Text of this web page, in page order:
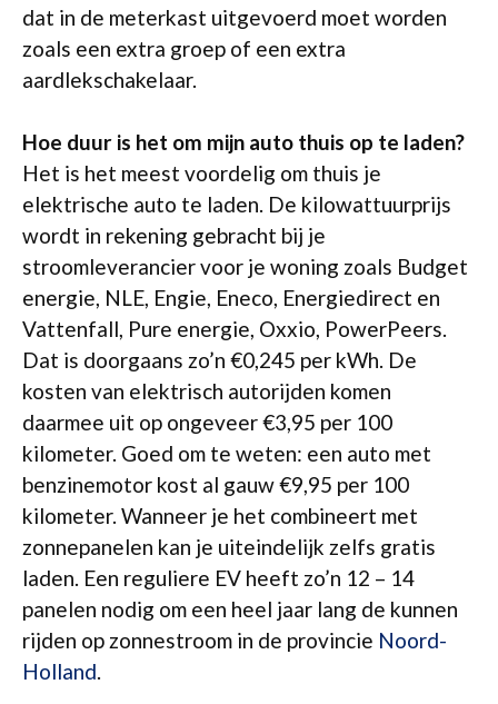
dat in de meterkast uitgevoerd moet worden
zoals een extra groep of een extra
aardlekschakelaar.
Hoe duur is het om mijn auto thuis op te laden?
Het is het meest voordelig om thuis je
elektrische auto te laden. De kilowattuurprijs
wordt in rekening gebracht bij je
stroomleverancier voor je woning zoals Budget
energie, NLE, Engie, Eneco, Energiedirect en
Vattenfall, Pure energie, Oxxio, PowerPeers.
Dat is doorgaans zo’n €0,245 per kWh. De
kosten van elektrisch autorijden komen
daarmee uit op ongeveer €3,95 per 100
kilometer. Goed om te weten: een auto met
benzinemotor kost al gauw €9,95 per 100
kilometer. Wanneer je het combineert met
zonnepanelen kan je uiteindelijk zelfs gratis
laden. Een reguliere EV heeft zo’n 12 – 14
panelen nodig om een heel jaar lang de kunnen
rijden op zonnestroom in de provincie Noord-
Holland.